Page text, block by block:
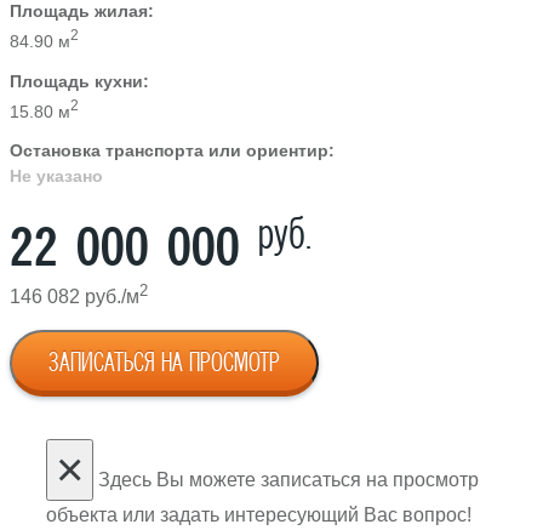
Площадь жилая:
84.90 м2
Площадь кухни:
15.80 м2
Остановка транспорта или ориентир:
Не указано
22 000 000 руб.
146 082 руб./м2
ЗАПИСАТЬСЯ НА ПРОСМОТР
×
Здесь Вы можете записаться на просмотр
объекта или задать интересующий Вас вопрос!